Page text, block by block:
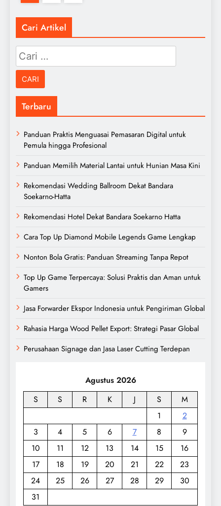
Cari Artikel
Cari
untuk:
Terbaru
Panduan Praktis Menguasai Pemasaran Digital untuk
Pemula hingga Profesional
Panduan Memilih Material Lantai untuk Hunian Masa Kini
Rekomendasi Wedding Ballroom Dekat Bandara
Soekarno-Hatta
Rekomendasi Hotel Dekat Bandara Soekarno Hatta
Cara Top Up Diamond Mobile Legends Game Lengkap
Nonton Bola Gratis: Panduan Streaming Tanpa Repot
Top Up Game Terpercaya: Solusi Praktis dan Aman untuk
Gamers
Jasa Forwarder Ekspor Indonesia untuk Pengiriman Global
Rahasia Harga Wood Pellet Export: Strategi Pasar Global
Perusahaan Signage dan Jasa Laser Cutting Terdepan
Agustus 2026
S
S R K J S
M
1
2
3
4 5 6 7 8
9
10
11 12 13 14 15
16
17
18 19 20 21 22
23
24
25 26 27 28 29
30
31